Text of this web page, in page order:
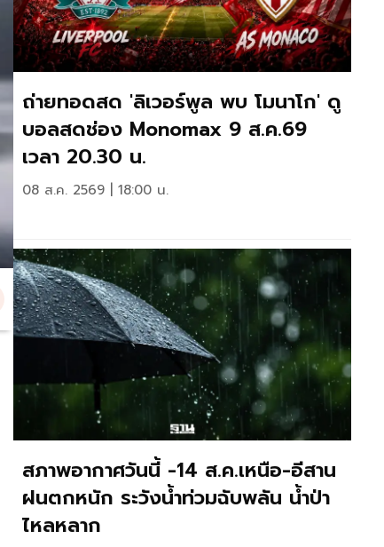
ถ่ายทอดสด 'ลิเวอร์พูล พบ โมนาโก' ดู
บอลสดช่อง Monomax 9 ส.ค.69
เวลา 20.30 น.
08 ส.ค. 2569 | 18:00 น.
สภาพอากาศวันนี้ -14 ส.ค.เหนือ-อีสาน
ฝนตกหนัก ระวังน้ำท่วมฉับพลัน น้ำป่า
ไหลหลาก